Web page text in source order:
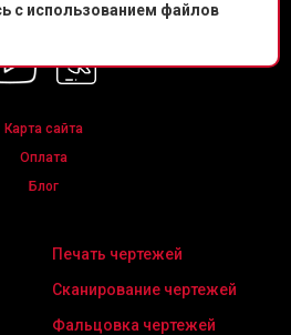
с использованием файлов
в соц. сетях
Карта сайта
Оплата
Блог
Печать чертежей
Сканирование чертежей
Фальцовка чертежей